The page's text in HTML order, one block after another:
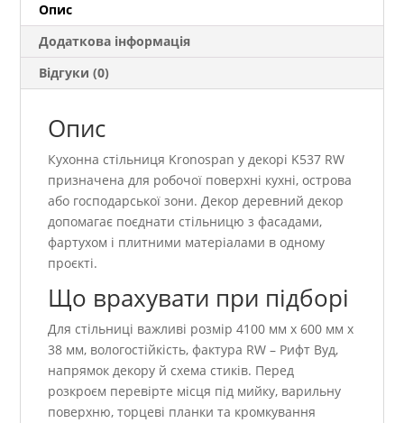
кількість
Опис
Додаткова інформація
Відгуки (0)
Опис
Кухонна стільниця Kronospan у декорі K537 RW
призначена для робочої поверхні кухні, острова
або господарської зони. Декор деревний декор
допомагає поєднати стільницю з фасадами,
фартухом і плитними матеріалами в одному
проєкті.
Що врахувати при підборі
Для стільниці важливі розмір 4100 мм x 600 мм x
38 мм, вологостійкість, фактура RW – Рифт Вуд,
напрямок декору й схема стиків. Перед
розкроєм перевірте місця під мийку, варильну
поверхню, торцеві планки та кромкування